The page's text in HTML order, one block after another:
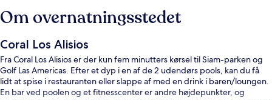
Om overnatningsstedet
Coral Los Alisios
Fra Coral Los Alisios er der kun fem minutters kørsel til Siam-parken og
Golf Las Americas. Efter et dyp i en af de 2 udendørs pools, kan du få
lidt at spise i restauranten eller slappe af med en drink i baren/loungen.
En bar ved poolen og et fitnesscenter er andre højdepunkter, og